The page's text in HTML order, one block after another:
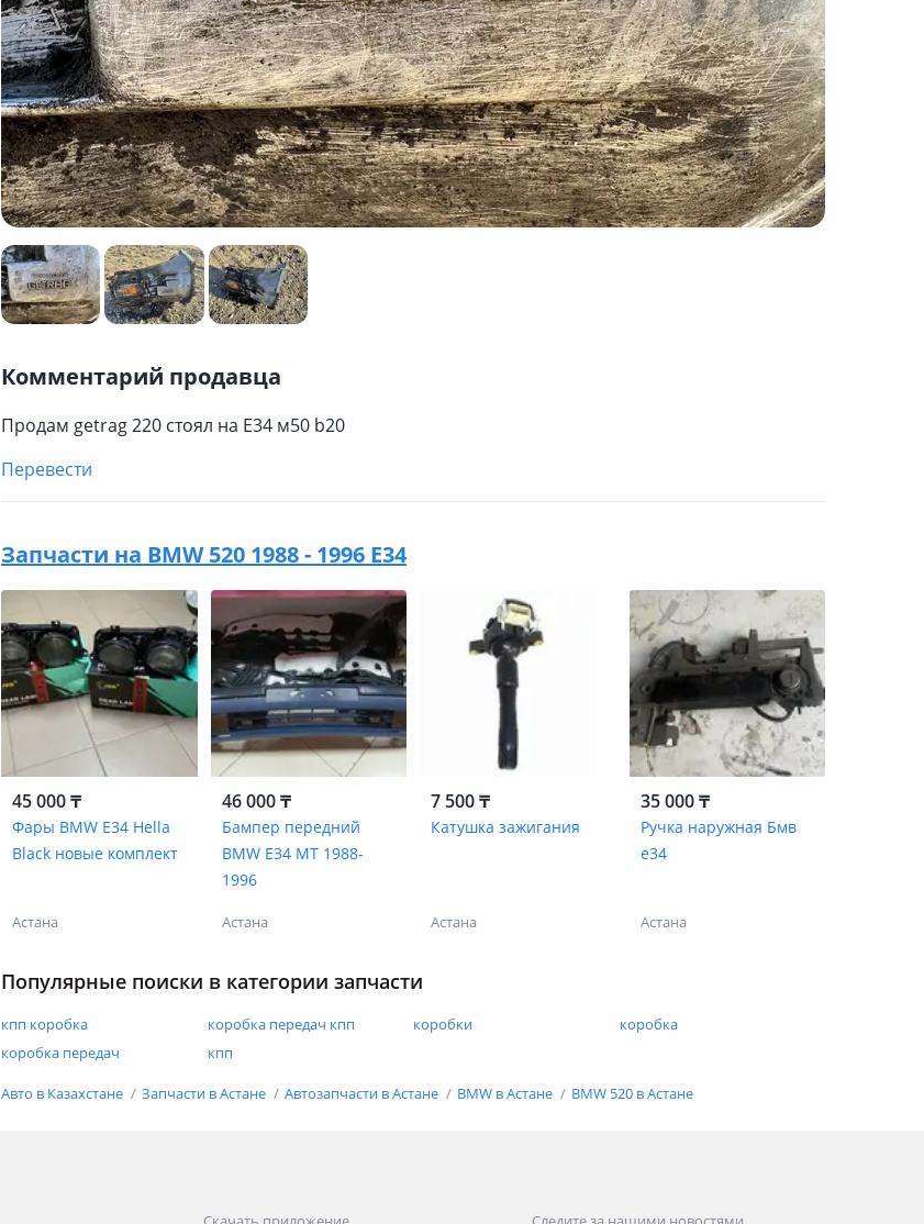
Комментарий продавца
Продам getrag 220 стоял на Е34 м50 b20
Перевести
Запчасти на BMW 520 1988 - 1996 E34
45 000 ₸
Фары BMW E34 Hella
Black новые комплект
Астана
46 000 ₸
Бампер передний
BMW E34 MT 1988-
1996
Астана
7 500 ₸
Катушка зажигания
Астана
35 000 ₸
Ручка наружная Бмв
е34
Астана
Популярные поиски в категории запчасти
кпп коробка коробка передач кпп коробки
коробка
коробка передач
кпп
Авто в Казахстане Запчасти в Астане Автозапчасти в Астане BMW в Астане BMW 520 в Астане